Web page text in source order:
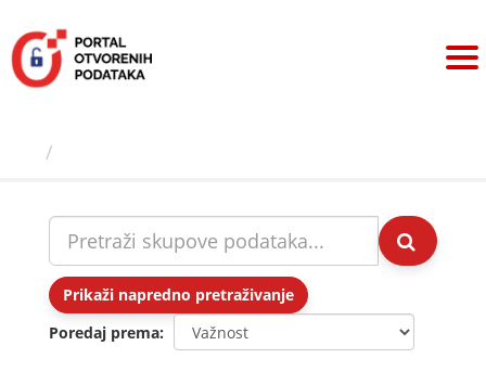
sadržaj
Prikaži napredno pretraživanje
Poredaj prema